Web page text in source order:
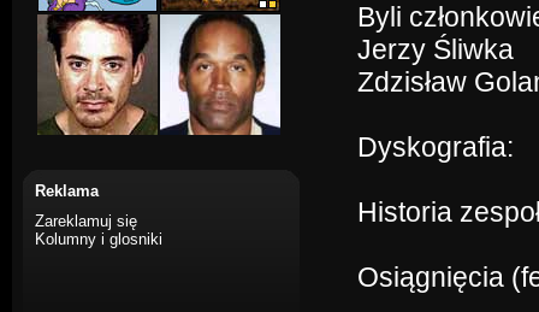
Reklama
Zareklamuj się
Kolumny i glosniki
Byli
Jerzy Śliwka
Zdzisław
Dyskografia:
Historia
Osiągnięcia